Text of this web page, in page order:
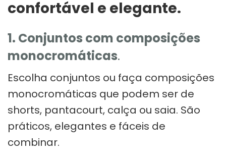
confortável e elegante.
1. Conjuntos com composições
monocromáticas.
Escolha conjuntos ou faça composições
monocromáticas que podem ser de
shorts, pantacourt, calça ou saia. São
práticos, elegantes e fáceis de
combinar.